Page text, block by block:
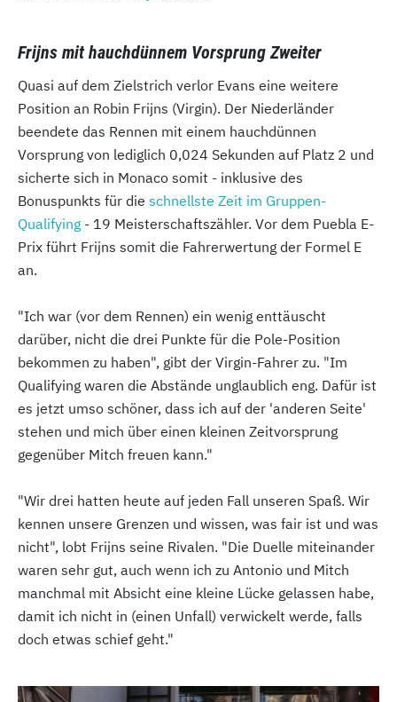
Frijns mit hauchdünnem Vorsprung Zweiter
Quasi auf dem Zielstrich verlor Evans eine weitere
Position an Robin Frijns (Virgin). Der Niederländer
beendete das Rennen mit einem hauchdünnen
Vorsprung von lediglich 0,024 Sekunden auf Platz 2 und
sicherte sich in Monaco somit - inklusive des
Bonuspunkts für die schnellste Zeit im Gruppen-
Qualifying - 19 Meisterschaftszähler. Vor dem Puebla E-
Prix führt Frijns somit die Fahrerwertung der Formel E
an.
"Ich war (vor dem Rennen) ein wenig enttäuscht
darüber, nicht die drei Punkte für die Pole-Position
bekommen zu haben", gibt der Virgin-Fahrer zu. "Im
Qualifying waren die Abstände unglaublich eng. Dafür ist
es jetzt umso schöner, dass ich auf der 'anderen Seite'
stehen und mich über einen kleinen Zeitvorsprung
gegenüber Mitch freuen kann."
"Wir drei hatten heute auf jeden Fall unseren Spaß. Wir
kennen unsere Grenzen und wissen, was fair ist und was
nicht", lobt Frijns seine Rivalen. "Die Duelle miteinander
waren sehr gut, auch wenn ich zu Antonio und Mitch
manchmal mit Absicht eine kleine Lücke gelassen habe,
damit ich nicht in (einen Unfall) verwickelt werde, falls
doch etwas schief geht."